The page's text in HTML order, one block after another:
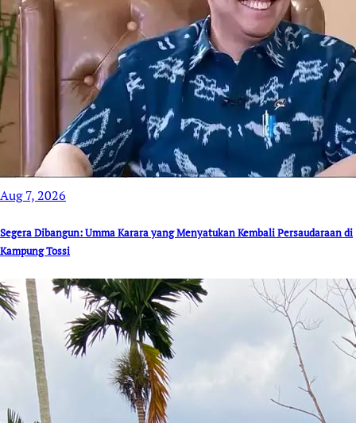
Aug 7, 2026
Segera Dibangun: Umma Karara yang Menyatukan Kembali Persaudaraan di
Kampung Tossi